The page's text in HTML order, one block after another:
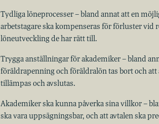
Tydliga löneprocesser – bland annat att en
arbetstagare ska kompenseras för förluster
löneutveckling de har rätt till.
Trygga anställningar för akademiker – bland
föräldrapenning och föräldralön tas bort och
tillämpas och avslutas.
Akademiker ska kunna påverka sina villkor –
ska vara uppsägningsbar, och att avtalen ska